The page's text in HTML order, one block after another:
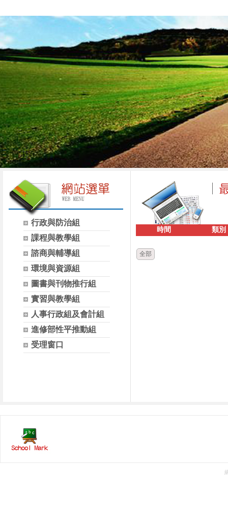
行政與防治組
課程與教學組
諮商與輔導組
環境與資源組
圖書與刊物推行組
實習與教學組
人事行政組及會計組
進修部性平推動組
受理窗口
時間 類別
全部